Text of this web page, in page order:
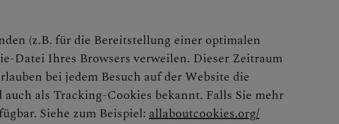
(z.B. für die Bereitstellung einer optimalen
Datei Ihres Browsers verweilen. Dieser Zeitraum
bei jedem Besuch auf der Website die
als Tracking-Cookies bekannt. Falls Sie mehr
Siehe zum Beispiel: allaboutcookies.org/